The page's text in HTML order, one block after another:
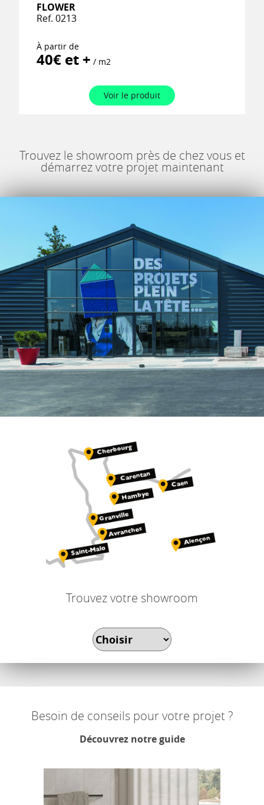
FLOWER
Ref. 0213
À partir de
40€ et + / m2
Voir le produit
Trouvez le showroom près de chez vous et
démarrez votre projet maintenant
Trouvez votre showroom
Besoin de conseils pour votre projet ?
Découvrez notre guide